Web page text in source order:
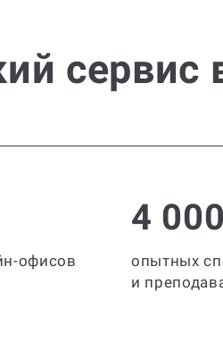
сервис
офисов
4
опытных
и